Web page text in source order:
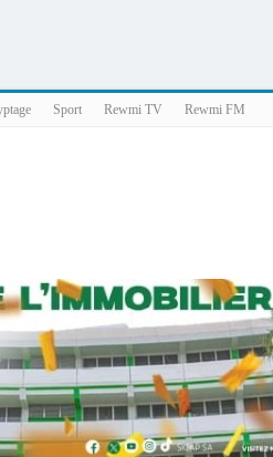
Sport Rewmi TV Rewmi FM